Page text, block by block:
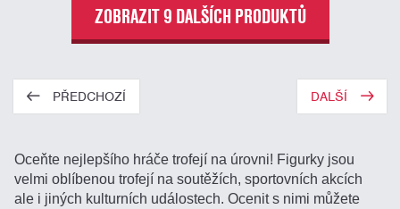
ZOBRAZIT 9 DALŠÍCH PRODUKTŮ
PŘEDCHOZÍ DALŠÍ
Oceňte nejlepšího hráče trofejí na úrovni! Figurky jsou
velmi oblíbenou trofejí na soutěžích, sportovních akcích
ale i jiných kulturních událostech. Ocenit s nimi můžete